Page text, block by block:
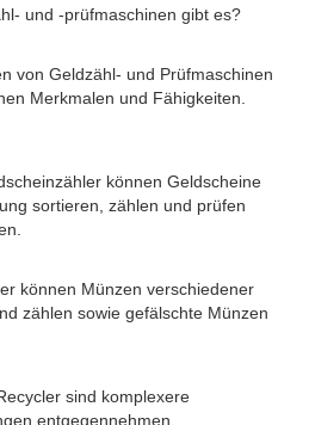
und -prüfmaschinen gibt es?
von Geldzähl- und Prüfmaschinen
Merkmalen und Fähigkeiten.
können Geldscheine
sortieren, zählen und prüfen
können Münzen verschiedener
zählen sowie gefälschte Münzen
sind komplexere
entgegennehmen,